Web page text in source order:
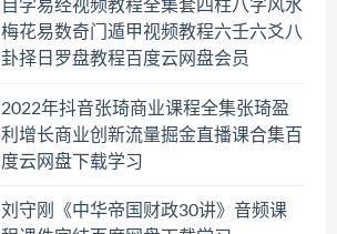
自学易经视频教程全集套四柱八字风水
梅花易数奇门遁甲视频教程六壬六爻八
卦择日罗盘教程百度云网盘会员
2022年抖音张琦商业课程全集张琦盈
利增长商业创新流量掘金直播课合集百
度云网盘下载学习
刘守刚《中华帝国财政30讲》音频课